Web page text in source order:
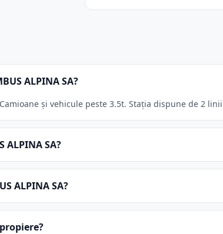
ALPINA SA?
și vehicule peste 3.5t. Stația dispune de 2
ALPINA SA?
ALPINA SA?